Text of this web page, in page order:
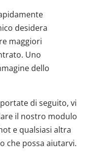
desidera
maggiori
Uno
dello
di seguito, vi
il nostro modulo
e qualsiasi altra
che possa aiutarvi.